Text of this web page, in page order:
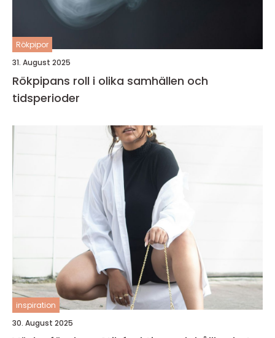
Rökpipor
31. August 2025
Rökpipans roll i olika samhällen och
tidsperioder
inspiration
30. August 2025